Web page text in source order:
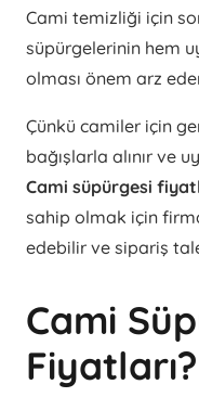
Cami temizliği için
süpürgelerinin hem
olması önem arz
Çünkü camiler için
bağışlarla alınır ve
Cami süpürgesi
sahip olmak için
edebilir ve sipariş
Cami
Fiyatları?